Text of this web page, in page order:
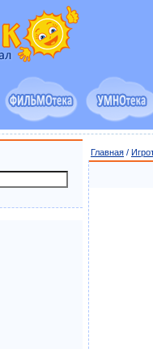
Главная /